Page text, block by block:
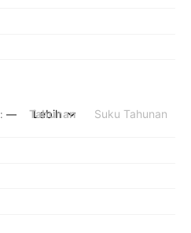
: — Tahunan Suku Tahunan
Lebih